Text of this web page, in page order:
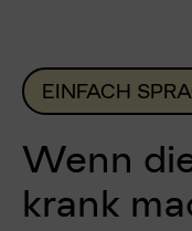
EINFACH
Wenn
krank